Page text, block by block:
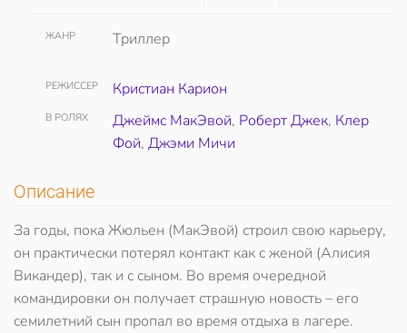
ЖАНР Триллер
РЕЖИССЕР Кристиан Карион
В РОЛЯХ Джеймс МакЭвой, Роберт Джек, Клер
Фой, Джэми Мичи
Описание
За годы, пока Жюльен (МакЭвой) строил свою карьеру,
он практически потерял контакт как с женой (Алисия
Викандер), так и с сыном. Во время очередной
командировки он получает страшную новость – его
семилетний сын пропал во время отдыха в лагере.